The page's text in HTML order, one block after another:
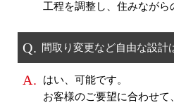
工程を調整し、住みながら
Q. 間取り変更など自由な設計
A.
はい、可能です。
お客様のご要望に合わせ